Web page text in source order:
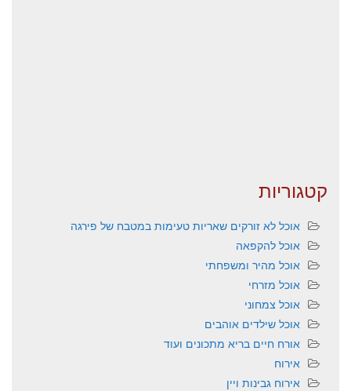
קטגוריות
אוכל לא זורקים שאריות טעימות במטבח של פירגה
אוכל להקפאה
אוכל מהיר ומשפחתי
אוכל מזרחי
אוכל צמחוני
אוכל שילדים אוהבים
אורח חיים בריא מתכונים ועוד
אירוח
אירוח גבינות ויין